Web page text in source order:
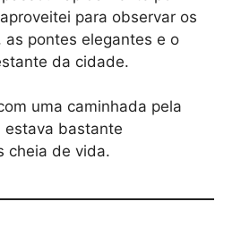
para observar os
as pontes elegantes e o
da cidade.
uma caminhada pela
estava bastante
cheia de vida.